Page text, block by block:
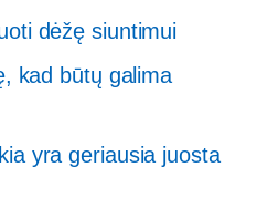
dėžę siuntimui
kad būtų galima
yra geriausia juosta